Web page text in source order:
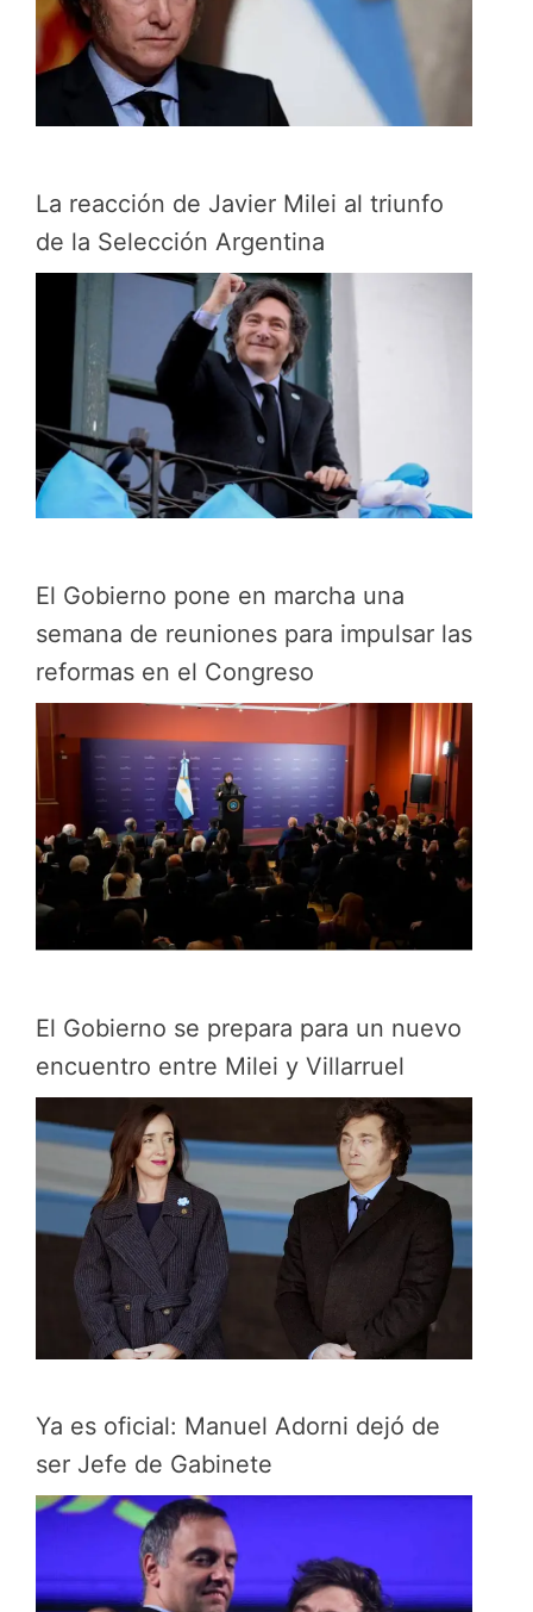
La reacción de Javier Milei al triunfo
de la Selección Argentina
El Gobierno pone en marcha una
semana de reuniones para impulsar las
reformas en el Congreso
El Gobierno se prepara para un nuevo
encuentro entre Milei y Villarruel
Ya es oficial: Manuel Adorni dejó de
ser Jefe de Gabinete